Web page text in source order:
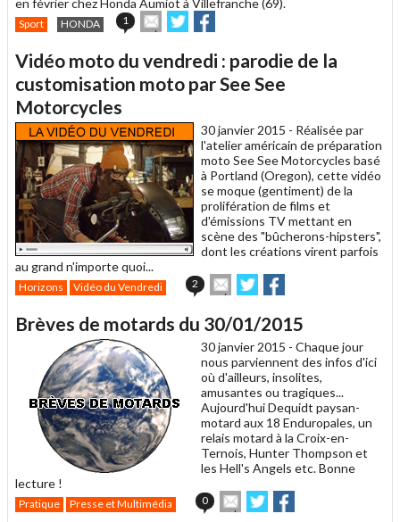
en février chez Honda Aumiot à Villefranche (69).
Sport HONDA 1
Envoyer
cet
à
un
ami
Partager
sur sur
Vidéo moto du vendredi : parodie de la
customisation moto par See See
Motorcycles
30 janvier 2015 - Réalisée par
l'atelier américain de préparation
moto See See Motorcycles basé
à Portland (Oregon), cette vidéo
se moque (gentiment) de la
prolifération de films et
d'émissions TV mettant en
scène des "bûcherons-hipsters",
dont les créations virent parfois
au grand n'importe quoi...
Horizons Vidéo du Vendredi 2
Envoyer
cet
à
un
ami
Partager
sur sur
Brèves de motards du 30/01/2015
30 janvier 2015 - Chaque jour
nous parviennent des infos d'ici
où d'ailleurs, insolites,
amusantes ou tragiques...
Aujourd'hui Dequidt paysan-
motard aux 18 Enduropales, un
relais motard à la Croix-en-
Ternois, Hunter Thompson et
les Hell's Angels etc. Bonne
lecture !
Pratique Presse et Multimédia 0
Envoyer
cet
Partager
sur sur